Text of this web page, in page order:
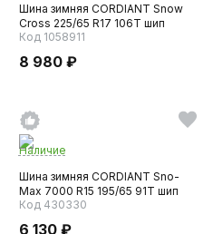
Шина зимняя CORDIANT Snow
Cross 225/65 R17 106T шип
Код 1058911
8 980 ₽
Наличие
Шина зимняя CORDIANT Sno-
Max 7000 R15 195/65 91T шип
Код 430330
6 130 ₽